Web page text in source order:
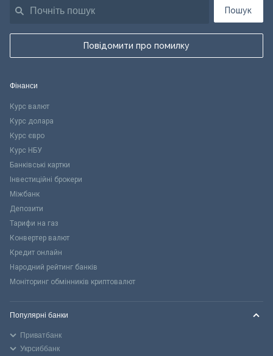
Пошук
Повідомити про помилку
Фінанси
Курс валют
Курс долара
Курс євро
Курс НБУ
Банківські картки
Інвестиційні брокери
Міжбанк
Депозити
Тарифи на газ
Конвертер валют
Кредит онлайн
Народний рейтинг банків
Моніторинг обмінників криптовалют
Популярні банки
Приватбанк
Укрсиббанк